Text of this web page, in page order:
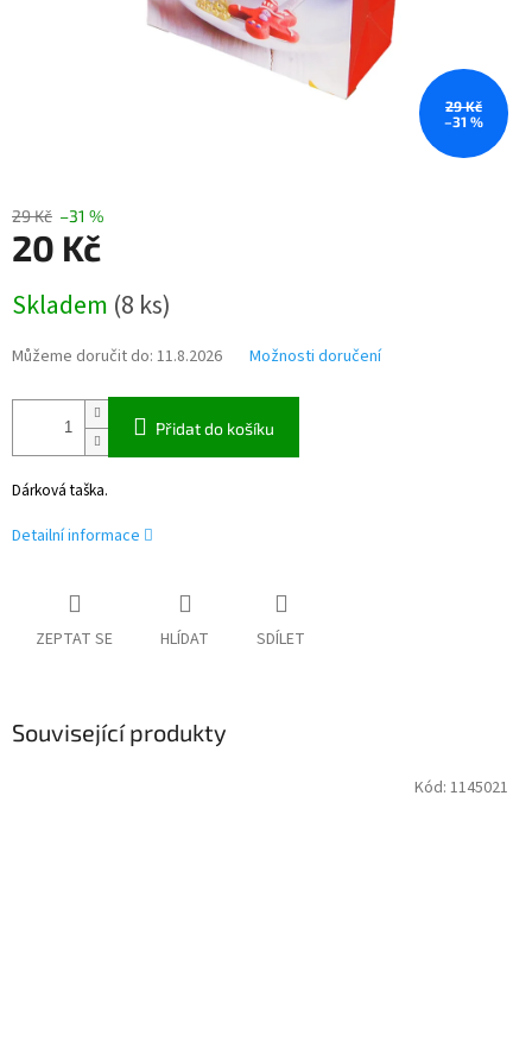
29 Kč
–31 %
29 Kč –31 %
20 Kč
cena:
Skladem (8 ks)
Můžeme doručit do: 11.8.2026 Možnosti doručení
Přidat do košíku
Dárková taška.
Detailní informace
ZEPTAT SE HLÍDAT SDÍLET
Související produkty
Kód: 1145021